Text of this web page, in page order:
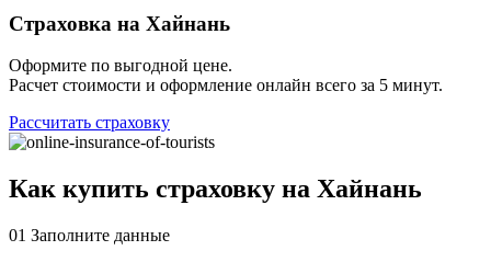
Страховка на Хайнань
Оформите по выгодной цене.
Расчет стоимости и оформление онлайн всего за 5 минут.
Рассчитать страховку
Как купить страховку на Хайнань
01 Заполните данные